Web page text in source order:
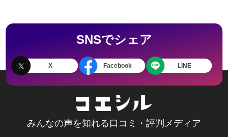
SNSでシェア
X Facebook LINE
みんなの声を知れる口コミ・評判メディア